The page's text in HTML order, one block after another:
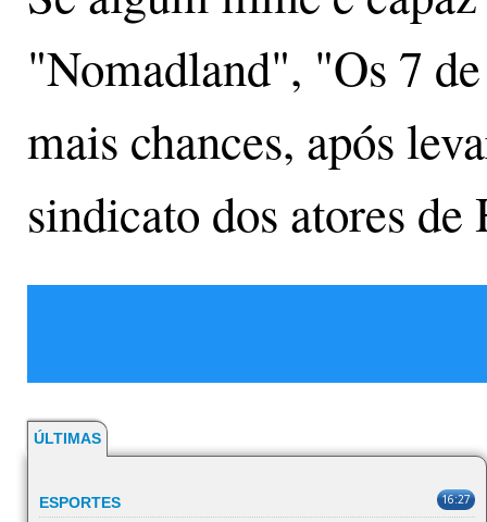
"Nomadland", "Os 7
mais chances, após
sindicato dos atores
ÚLTIMAS
ESPORTES 16:27